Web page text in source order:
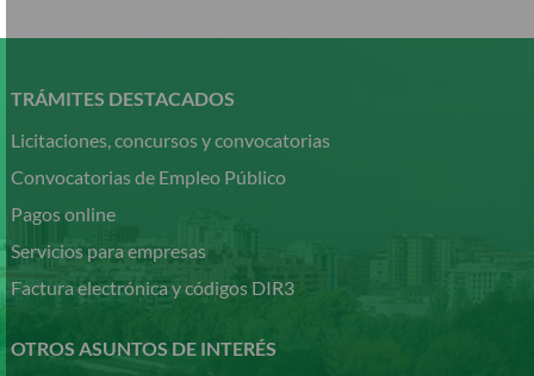
contenido
TRÁMITES DESTACADOS
Licitaciones, concursos y convocatorias
Convocatorias de Empleo Público
Pagos online
Servicios para empresas
Factura electrónica y códigos DIR3
OTROS ASUNTOS DE INTERÉS